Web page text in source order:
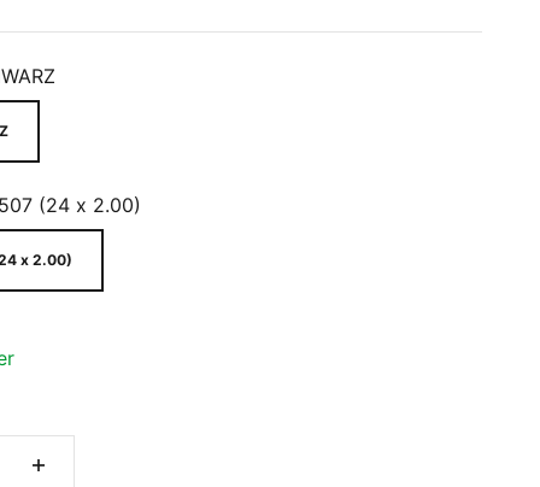
(24 x 2.00)
x 2.00)